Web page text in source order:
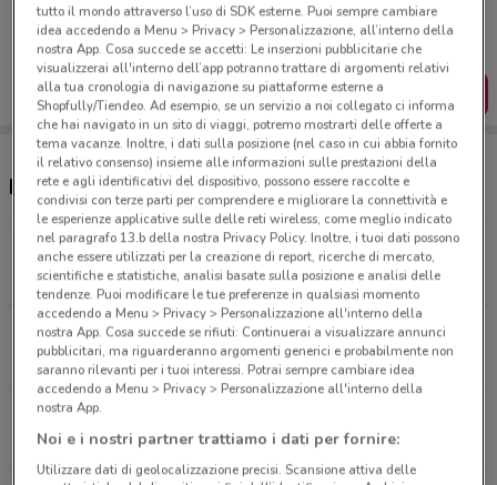
Puoi trovare le migliori offerte dei negozi vicino a te,
salvarle e creare la tua lista del risparmio, comodamente
dal tuo cellulare.
SCARICA L’APP
Negozi Cam nelle vicinanze
Via Boccea, 245 Roma
4.4 km
Via Boccea, 245 Roma
4.4 km
Via Flaminia, 1060 Roma
4.9 km
tutto il mondo attraverso l’uso di SDK esterne. Puoi sempre cambiare
idea accedendo a Menu > Privacy > Personalizzazione, all’interno della
nostra App. Cosa succede se accetti: Le inserzioni pubblicitarie che
visualizzerai all'interno dell’app potranno trattare di argomenti relativi
alla tua cronologia di navigazione su piattaforme esterne a
Shopfully/Tiendeo. Ad esempio, se un servizio a noi collegato ci informa
che hai navigato in un sito di viaggi, potremo mostrarti delle offerte a
tema vacanze. Inoltre, i dati sulla posizione (nel caso in cui abbia fornito
il relativo consenso) insieme alle informazioni sulle prestazioni della
rete e agli identificativi del dispositivo, possono essere raccolte e
condivisi con terze parti per comprendere e migliorare la connettività e
le esperienze applicative sulle delle reti wireless, come meglio indicato
nel paragrafo 13.b della nostra Privacy Policy. Inoltre, i tuoi dati possono
anche essere utilizzati per la creazione di report, ricerche di mercato,
scientifiche e statistiche, analisi basate sulla posizione e analisi delle
tendenze. Puoi modificare le tue preferenze in qualsiasi momento
accedendo a Menu > Privacy > Personalizzazione all'interno della
nostra App. Cosa succede se rifiuti: Continuerai a visualizzare annunci
pubblicitari, ma riguarderanno argomenti generici e probabilmente non
saranno rilevanti per i tuoi interessi. Potrai sempre cambiare idea
accedendo a Menu > Privacy > Personalizzazione all'interno della
nostra App.
Noi e i nostri partner trattiamo i dati per fornire:
Utilizzare dati di geolocalizzazione precisi. Scansione attiva delle